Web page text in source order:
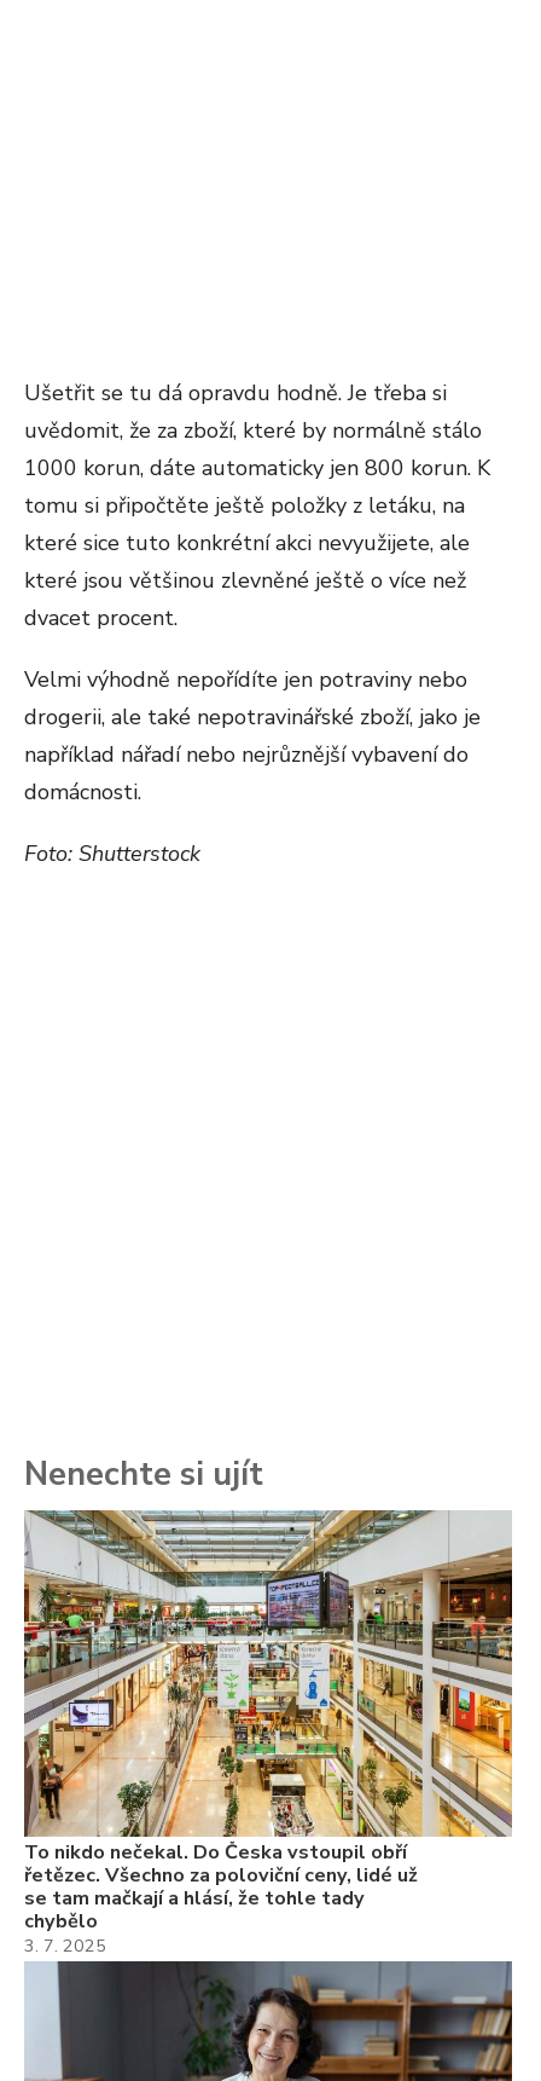
Ušetřit se tu dá opravdu hodně. Je třeba si
uvědomit, že za zboží, které by normálně stálo
1000 korun, dáte automaticky jen 800 korun. K
tomu si připočtěte ještě položky z letáku, na
které sice tuto konkrétní akci nevyužijete, ale
které jsou většinou zlevněné ještě o více než
dvacet procent.
Velmi výhodně nepořídíte jen potraviny nebo
drogerii, ale také nepotravinářské zboží, jako je
například nářadí nebo nejrůznější vybavení do
domácnosti.
Foto: Shutterstock
Nenechte si ujít
To nikdo nečekal. Do Česka vstoupil obří
řetězec. Všechno za poloviční ceny, lidé už
se tam mačkají a hlásí, že tohle tady
chybělo
3. 7. 2025